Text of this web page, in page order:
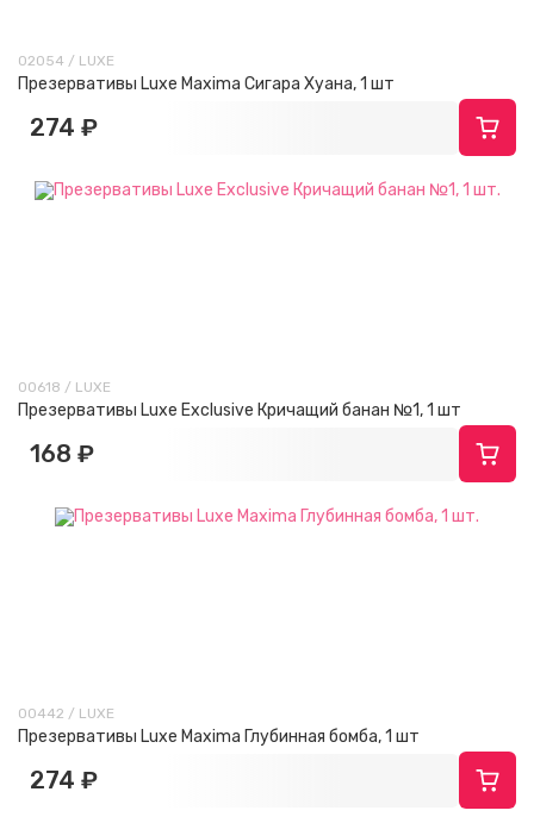
02054 / LUXE
Презервативы Luxe Maxima Сигара Хуана, 1 шт
274 ₽
00618 / LUXE
Презервативы Luxe Exclusive Кричащий банан №1, 1 шт
168 ₽
00442 / LUXE
Презервативы Luxe Maxima Глубинная бомба, 1 шт
274 ₽